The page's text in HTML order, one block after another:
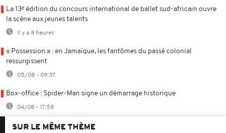
La 13ᵉ édition du concours international de ballet sud-africain ouvre
la scène aux jeunes talents
Il y a 8 heures
« Possession » : en Jamaïque, les fantômes du passé colonial
ressurgissent
05/08 - 09:37
Box-office : Spider-Man signe un démarrage historique
04/08 - 17:58
SUR LE MÊME THÈME